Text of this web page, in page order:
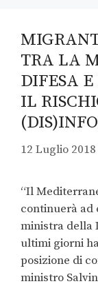
TRA LA
DIFESA
IL
12 Luglio 2018
“Il
continuerà ad
ministra della
ultimi giorni
posizione di
ministro